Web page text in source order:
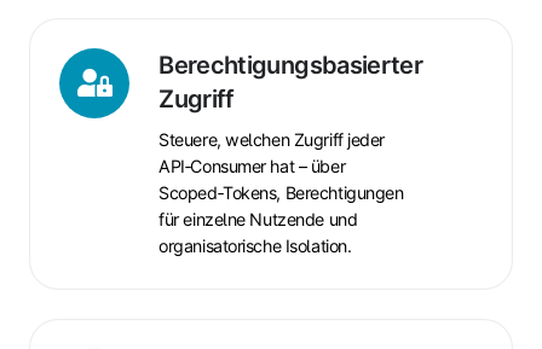
Berechtigungsbasierter
Zugriff
Steuere, welchen Zugriff jeder
API‑Consumer hat – über
Scoped‑Tokens, Berechtigungen
für einzelne Nutzende und
organisatorische Isolation.
Berechtigungsbasierter
Zugriff